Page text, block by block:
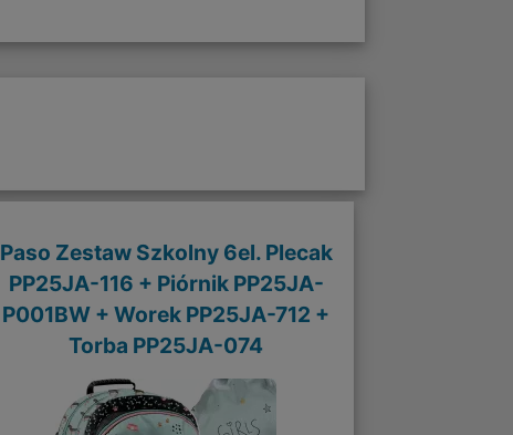
Paso Zestaw Szkolny 6el. Plecak
PP25JA-116 + Piórnik PP25JA-
P001BW + Worek PP25JA-712 +
Torba PP25JA-074